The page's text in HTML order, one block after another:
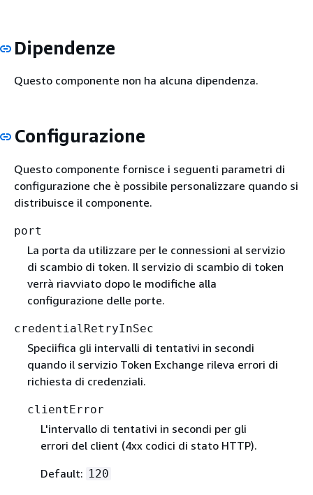
Dipendenze
Questo componente non ha alcuna dipendenza.
Configurazione
Questo componente fornisce i seguenti parametri di
configurazione che è possibile personalizzare quando si
distribuisce il componente.
port
La porta da utilizzare per le connessioni al servizio
di scambio di token. Il servizio di scambio di token
verrà riavviato dopo le modifiche alla
configurazione delle porte.
credentialRetryInSec
Speciifica gli intervalli di tentativi in secondi
quando il servizio Token Exchange rileva errori di
richiesta di credenziali.
clientError
L'intervallo di tentativi in secondi per gli
errori del client (4xx codici di stato HTTP).
Default: 120